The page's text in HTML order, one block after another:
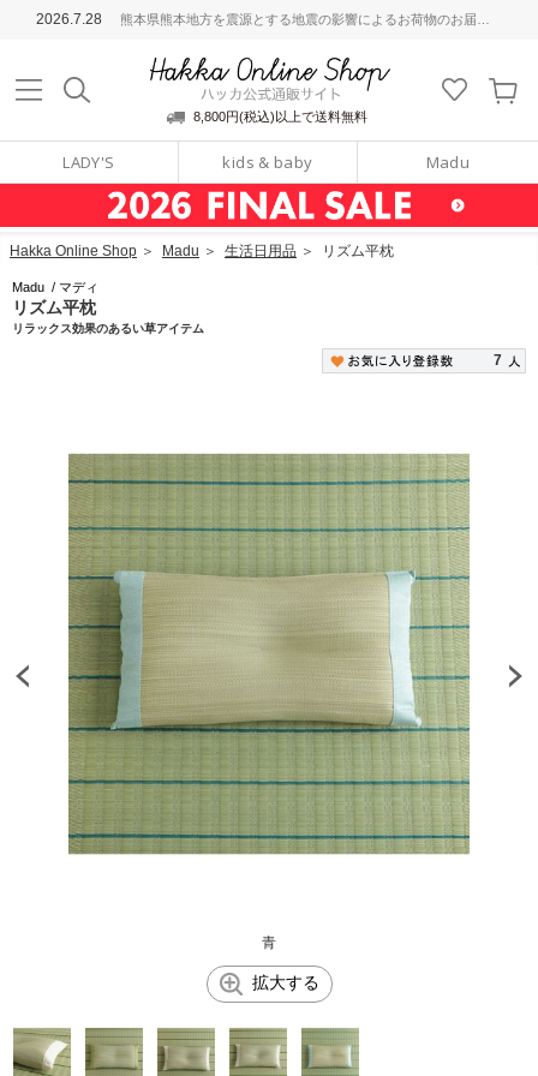
2026.7.28 熊本県熊本地方を震源とする地震の影響によるお荷物のお届けについて
8,800円(税込)以上で送料無料
LADY'S kids & baby Madu
通販サイト
Hakka Online Shop ＞ Madu ＞ 生活日用品 ＞ リズム平枕
Madu / マディ
リズム平枕
リラックス効果のあるい草アイテム
7
青
拡大する